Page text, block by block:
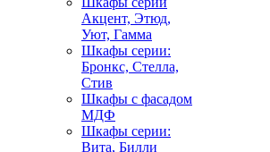
Акцент, Этюд,
Уют, Гамма
Шкафы серии:
Бронкс, Стелла,
Стив
Шкафы с фасадом
МДФ
Шкафы серии:
Вита, Билли